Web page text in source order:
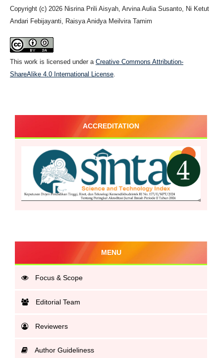
Copyright (c) 2026 Nisrina Prili Aisyah, Arvina Aulia Susanto, Ni Ketut
Andari Febijayanti, Raisya Anidya Meilvira Tamim
This work is licensed under a Creative Commons Attribution-
ShareAlike 4.0 International License
ACCREDITATION
MENU
Focus & Scope
Editorial Team
Reviewers
Author Guideliness